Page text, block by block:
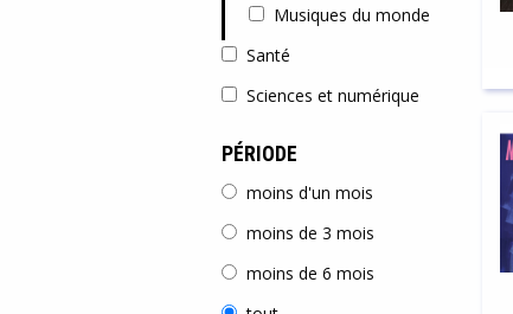
Musiques du monde
Santé
Sciences et numérique
PÉRIODE
moins d'un mois
moins de 3 mois
moins de 6 mois